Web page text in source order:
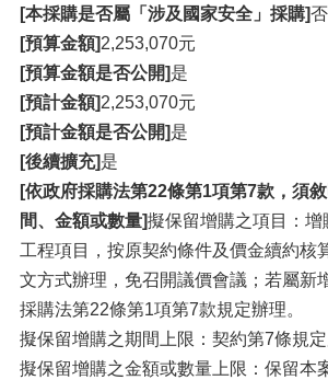
[本採購是否屬「涉及國家安全」採購]否
[預算金額]2,253,070元
[預算金額是否公開]是
[預計金額]2,253,070元
[預計金額是否公開]是
[後續擴充]是
[依政府採購法第22條第1項第7款，須
間、金額或數量]擬保留增購之項目：
工程項目，按原契約條件及價金續約核
文方式辦理，免召開議價會議；若屬新
採購法第22條第1項第7款規定辦理。
擬保留增購之期間上限：契約第7條規定
擬保留增購之金額或數量上限：保留本